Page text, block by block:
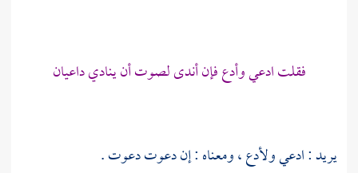
فقلت ادعي وأدع فإن أندى لصوت أن ينادي داعيان
يريد : ادعي ولأدع ، ومعناه : إن دعوت دعوت .